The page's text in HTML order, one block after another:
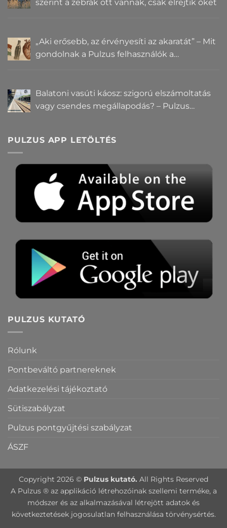
szerint a zebrák ott vannak, csak elrejtik őket
„Aki erősebb, az érvényesíti az akaratát” – Mit
gondolnak a Pulzus felhasználók a
Balatoni vasúti káosz: szigorú elszámoltatás
vagy csendes megállapodás? – Pulzus
PULZUS APP LETÖLTÉS
PULZUS KUTATÓ
Rólunk
Pontbeváltó partnereknek
Adatkezelési tájékoztató
Sütiszabályzat
Pulzus pontgyűjtési szabályzat
ÁSZF
Copyright 2026 © Pulzus kutató. All Rights Reserved
A Pulzus ® az applikáció létrehozóinak szellemi terméke, a
módszer és az alkalmazásával létrejött adatok és
következtetések jogosulatlan felhasználása törvénysértés.